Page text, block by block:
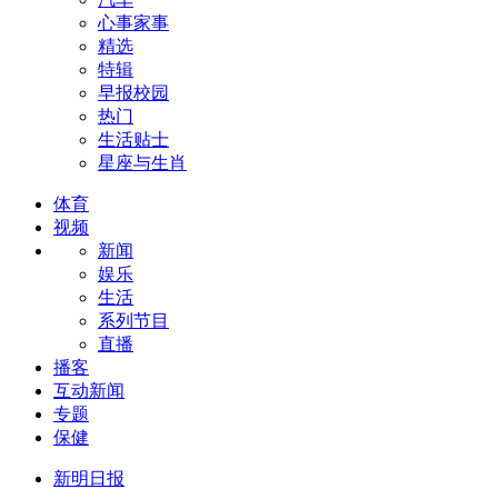
心事家事
精选
特辑
早报校园
热门
生活贴士
星座与生肖
体育
视频
新闻
娱乐
生活
系列节目
直播
播客
互动新闻
专题
保健
新明日报